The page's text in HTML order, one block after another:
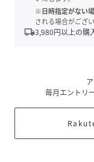
※日時指定がない
される場合がござ
local_shipping3,980円以上の購
毎月エントリ